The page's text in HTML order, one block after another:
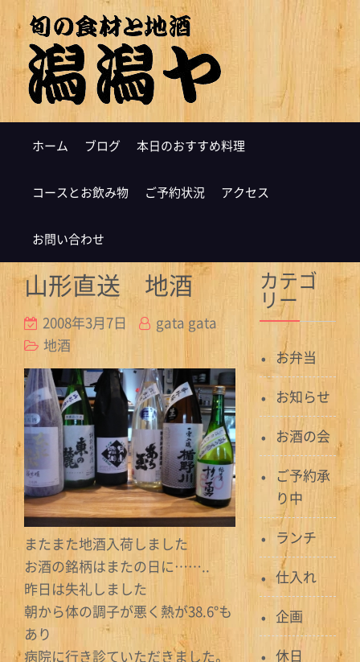
ホーム ブログ 本日のおすすめ料理
コースとお飲み物 ご予約状況 アクセス
お問い合わせ
山形直送 地酒
2008年3月7日
gata gata
地酒
またまた地酒入荷しました
お酒の銘柄はまたの日に……..
昨日は失礼しました
朝から体の調子が悪く熱が38.6°も
あり
病院に行き診ていただきました。
カテゴ
リー
お弁当
お知らせ
お酒の会
ご予約承
り中
ランチ
仕入れ
企画
休日